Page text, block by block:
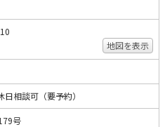
地図を表示
相談可（要予約）
号